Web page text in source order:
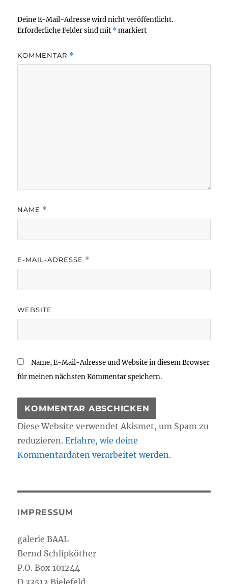
Deine E-Mail-Adresse wird nicht veröffentlicht.
Erforderliche Felder sind mit *markiert
KOMMENTAR *
NAME *
E-MAIL-ADRESSE *
WEBSITE
Name, E-Mail-Adresse und Website in diesem Browser
für meinen nächsten Kommentar speichern.
Diese Website verwendet Akismet, um Spam zu
reduzieren.Erfahre, wie deine
Kommentardaten verarbeitet werden.
IMPRESSUM
galerie BAAL
Bernd Schlipköther
P.O. Box 101244
D 33512 Bielefeld